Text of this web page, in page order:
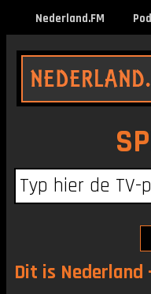
Nederland.FM
Dit is